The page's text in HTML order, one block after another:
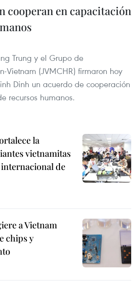
cooperan en capacitación
Trung y el Grupo de
Vietnam (JVMCHR) firmaron hoy
Dinh un acuerdo de cooperación
recursos humanos.
la
vietnamitas
de
a Vietnam
chips y